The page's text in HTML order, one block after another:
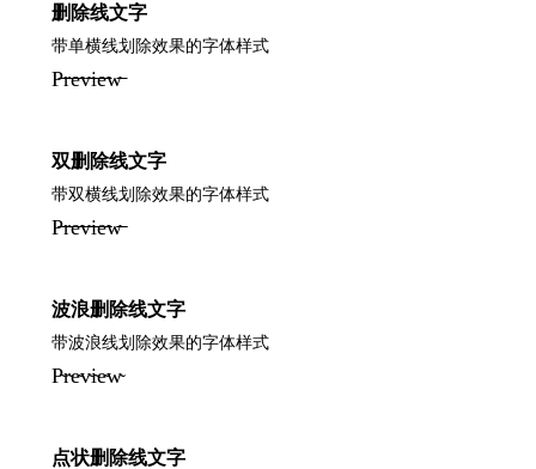
删除线文字
带单横线划除效果的字体样式
P̶r̶e̶v̶i̶e̶w̶
双删除线文字
带双横线划除效果的字体样式
P̶̶r̶̶e̶̶v̶̶i̶̶e̶̶w̶̶
波浪删除线文字
带波浪线划除效果的字体样式
P̴r̴e̴v̴i̴e̴w̴
点状删除线文字